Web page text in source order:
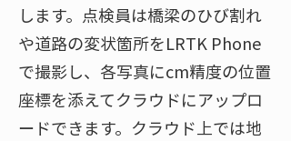
します。点検員は橋梁のひび割れ
や道路の変状箇所をLRTK Phone
で撮影し、各写真にcm精度の位置
座標を添えてクラウドにアップロ
ードできます。クラウド上では地